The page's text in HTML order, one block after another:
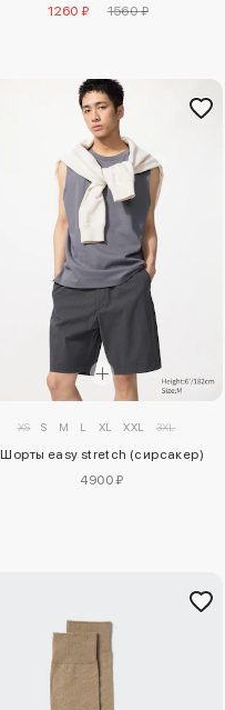
1260 ₽
1560 ₽
XS S M L XL XXL 3XL
Шорты easy stretch (сирсакер)
4900 ₽